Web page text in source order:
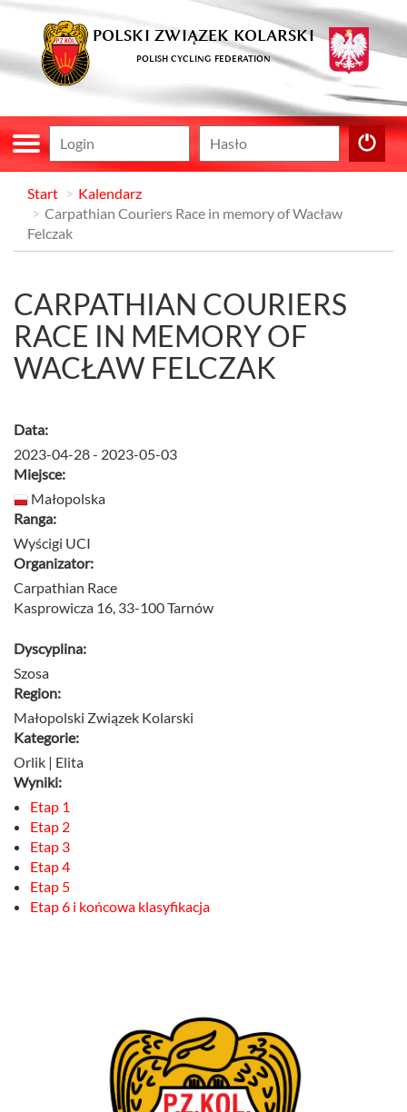
POLSKI ZWIĄZEK KOLARSKI
POLISH CYCLING FEDERATION
Start
Kalendarz
Carpathian Couriers Race in memory of Wacław
Felczak
CARPATHIAN COURIERS
RACE IN MEMORY OF
WACŁAW FELCZAK
Data:
2023-04-28 - 2023-05-03
Miejsce:
Małopolska
Ranga:
Wyścigi UCI
Organizator:
Carpathian Race
Kasprowicza 16, 33-100 Tarnów
Dyscyplina:
Szosa
Region:
Małopolski Związek Kolarski
Kategorie:
Orlik | Elita
Wyniki:
Etap 1
Etap 2
Etap 3
Etap 4
Etap 5
Etap 6 i końcowa klasyfikacja